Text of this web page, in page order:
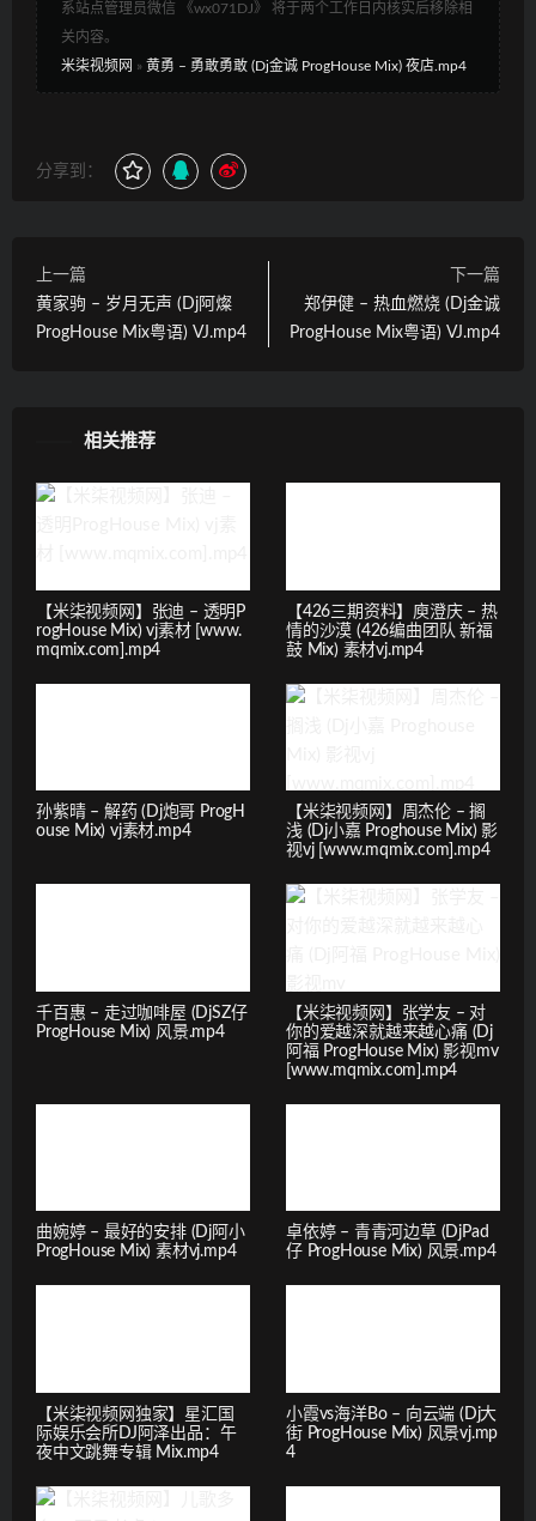
系站点管理员微信 《wx071DJ》 将于两个工作日内核实后移除相
关内容。
米柒视频网 » 黄勇 – 勇敢勇敢 (Dj金诚 ProgHouse Mix) 夜店.mp4
分享到：
上一篇
黄家驹 – 岁月无声 (Dj阿燦
ProgHouse Mix粤语) VJ.mp4
下一篇
郑伊健 – 热血燃烧 (Dj金诚
ProgHouse Mix粤语) VJ.mp4
相关推荐
【米柒视频网】张迪 – 透明P
rogHouse Mix) vj素材 [www.
mqmix.com].mp4
【426三期资料】庾澄庆 – 热
情的沙漠 (426编曲团队 新福
鼓 Mix) 素材vj.mp4
孙紫晴 – 解药 (Dj炮哥 ProgH
ouse Mix) vj素材.mp4
【米柒视频网】周杰伦 – 搁
浅 (Dj小嘉 Proghouse Mix) 影
视vj [www.mqmix.com].mp4
千百惠 – 走过咖啡屋 (DjSZ仔
ProgHouse Mix) 风景.mp4
【米柒视频网】张学友 – 对
你的爱越深就越来越心痛 (Dj
阿福 ProgHouse Mix) 影视mv
[www.mqmix.com].mp4
曲婉婷 – 最好的安排 (Dj阿小
ProgHouse Mix) 素材vj.mp4
卓依婷 – 青青河边草 (DjPad
仔 ProgHouse Mix) 风景.mp4
【米柒视频网独家】星汇国
际娱乐会所DJ阿泽出品：午
夜中文跳舞专辑 Mix.mp4
小霞vs海洋Bo – 向云端 (Dj大
街 ProgHouse Mix) 风景vj.mp
4